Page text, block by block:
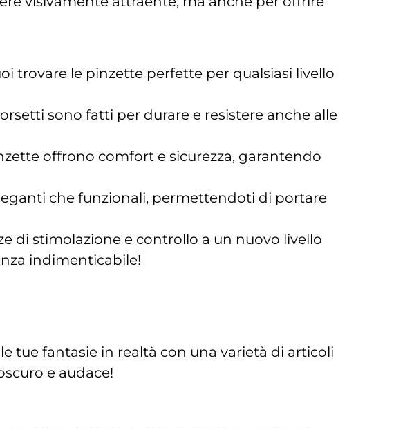
trovare le pinzette perfette per qualsiasi livello
sono fatti per durare e resistere anche alle
offrono comfort e sicurezza, garantendo
che funzionali, permettendoti di portare
di stimolazione e controllo a un nuovo livello
indimenticabile!
tue fantasie in realtà con una varietà di articoli
e audace!